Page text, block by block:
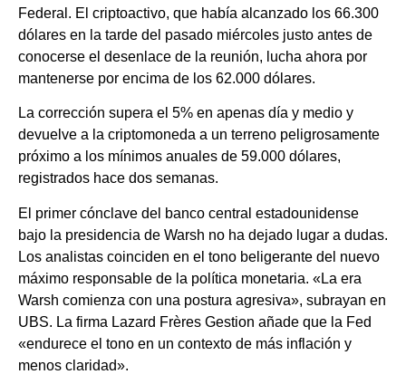
Federal. El criptoactivo, que había alcanzado los 66.300
dólares en la tarde del pasado miércoles justo antes de
conocerse el desenlace de la reunión, lucha ahora por
mantenerse por encima de los 62.000 dólares.
La corrección supera el 5% en apenas día y medio y
devuelve a la criptomoneda a un terreno peligrosamente
próximo a los mínimos anuales de 59.000 dólares,
registrados hace dos semanas.
El primer cónclave del banco central estadounidense
bajo la presidencia de Warsh no ha dejado lugar a dudas.
Los analistas coinciden en el tono beligerante del nuevo
máximo responsable de la política monetaria. «La era
Warsh comienza con una postura agresiva», subrayan en
UBS. La firma Lazard Frères Gestion añade que la Fed
«endurece el tono en un contexto de más inflación y
menos claridad».